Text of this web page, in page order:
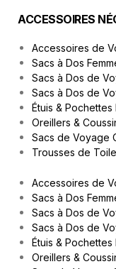
ACCESSOIRES
Accessoires de
Sacs à Dos
Sacs à Dos de
Sacs à Dos de
Étuis &
Oreillers &
Sacs de Voyage
Trousses de
Accessoires de
Sacs à Dos
Sacs à Dos de
Sacs à Dos de
Étuis &
Oreillers &